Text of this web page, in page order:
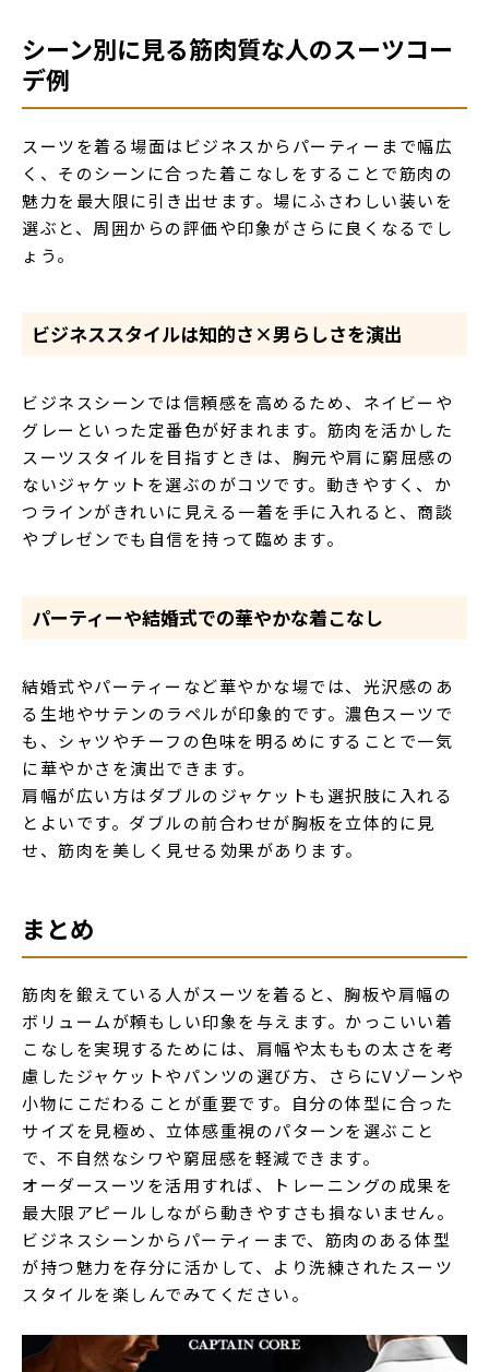
シーン別に見る筋肉質な人のスーツコー
デ例
スーツを着る場面はビジネスからパーティーまで幅広
く、そのシーンに合った着こなしをすることで筋肉の
魅力を最大限に引き出せます。場にふさわしい装いを
選ぶと、周囲からの評価や印象がさらに良くなるでし
ょう。
ビジネススタイルは知的さ×男らしさを演出
ビジネスシーンでは信頼感を高めるため、ネイビーや
グレーといった定番色が好まれます。筋肉を活かした
スーツスタイルを目指すときは、胸元や肩に窮屈感の
ないジャケットを選ぶのがコツです。動きやすく、か
つラインがきれいに見える一着を手に入れると、商談
やプレゼンでも自信を持って臨めます。
パーティーや結婚式での華やかな着こなし
結婚式やパーティーなど華やかな場では、光沢感のあ
る生地やサテンのラペルが印象的です。濃色スーツで
も、シャツやチーフの色味を明るめにすることで一気
に華やかさを演出できます。
肩幅が広い方はダブルのジャケットも選択肢に入れる
とよいです。ダブルの前合わせが胸板を立体的に見
せ、筋肉を美しく見せる効果があります。
まとめ
筋肉を鍛えている人がスーツを着ると、胸板や肩幅の
ボリュームが頼もしい印象を与えます。かっこいい着
こなしを実現するためには、肩幅や太ももの太さを考
慮したジャケットやパンツの選び方、さらにVゾーンや
小物にこだわることが重要です。自分の体型に合った
サイズを見極め、立体感重視のパターンを選ぶこと
で、不自然なシワや窮屈感を軽減できます。
オーダースーツを活用すれば、トレーニングの成果を
最大限アピールしながら動きやすさも損ないません。
ビジネスシーンからパーティーまで、筋肉のある体型
が持つ魅力を存分に活かして、より洗練されたスーツ
スタイルを楽しんでみてください。